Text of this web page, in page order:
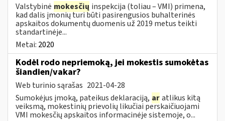
Valstybinė mokesčių inspekcija (toliau – VMI) primena,
kad dalis įmonių turi būti pasirengusios buhalterinės
apskaitos dokumentų duomenis už 2019 metus teikti
standartinėje...
Metai: 2020
Kodėl rodo nepriemoką, jei mokestis sumokėtas
šiandien/vakar?
Web turinio sąrašas 2021-04-28
Sumokėjus įmoką, pateikus deklaraciją, aratlikus kitą
veiksmą, mokestinių prievolių likučiai perskaičiuojami
VMI mokesčių apskaitos informacinėje sistemoje, o...